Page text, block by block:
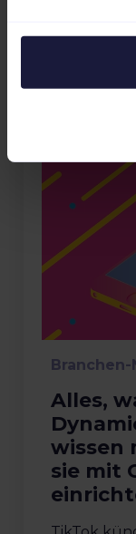
Alles,
wissen
sie mit